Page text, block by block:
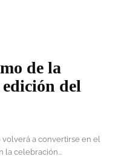
de la
del
volverá a convertirse en el
celebración...